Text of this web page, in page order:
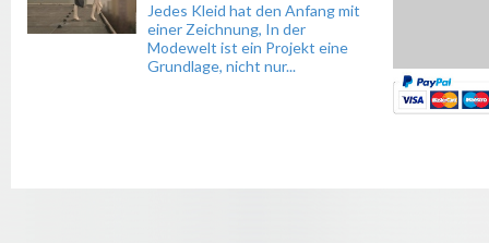
Jedes Kleid hat den Anfang mit
einer Zeichnung, In der
Modewelt ist ein Projekt eine
Grundlage, nicht nur...